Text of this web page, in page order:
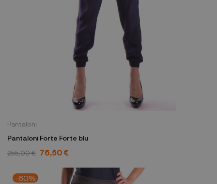
Pantaloni
Pantaloni Forte Forte blu
255,00 € 76,50 €
-60%